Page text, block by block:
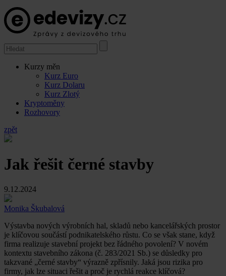
Kurzy měn
Kurz Euro
Kurz Dolaru
Kurz Zlotý
Kryptoměny
Rozhovory
zpět
Jak řešit černé stavby
9.12.2024
Monika Škubalová
Výstavba nových výrobních hal, skladů nebo kancelářských prostor
je klíčovou součástí podnikatelského růstu. Co se však stane, když
firma realizuje stavební projekt bez řádného povolení? V novém
kontextu stavebního zákona (č. 283/2021 Sb.) se důsledky pro
takzvané „černé stavby“ výrazně zpřísnily. Jaká jsou rizika pro
firmy, jak lze situaci řešit a proč je rychlá reakce klíčová?